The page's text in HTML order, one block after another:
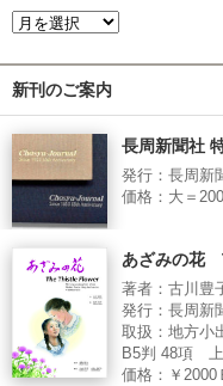
新刊のご案内
長周新聞社
発行：長周新
価格：大＝
あざみの
著者：古川豊
発行：長周新
取扱：地方小
B5判 48項
価格：￥2000